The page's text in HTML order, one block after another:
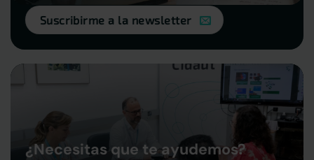
Suscribirme a la newsletter
¿Necesitas que te ayudemos?